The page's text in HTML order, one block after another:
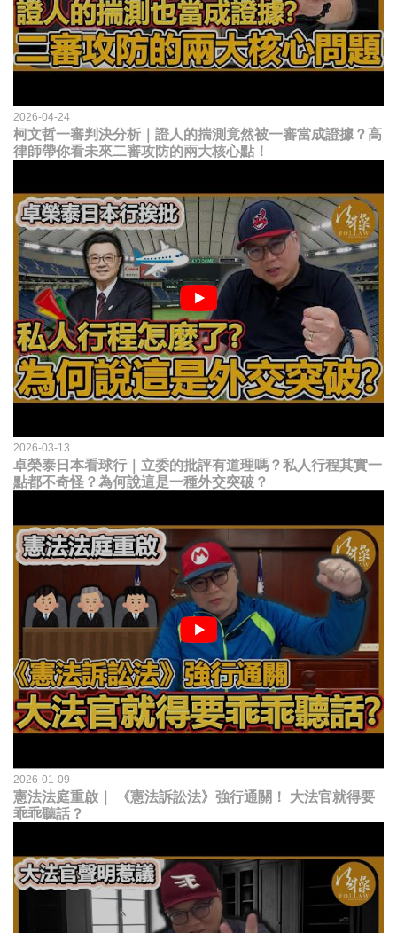
2026-04-24
柯文哲一審判決分析｜證人的揣測竟然被一審當成證據？高
律師帶你看未來二審攻防的兩大核心點！
2026-03-13
卓榮泰日本看球行｜立委的批評有道理嗎？私人行程其實一
點都不奇怪？為何說這是一種外交突破？
2026-01-09
憲法法庭重啟｜ 《憲法訴訟法》強行通關！ 大法官就得要
乖乖聽話？